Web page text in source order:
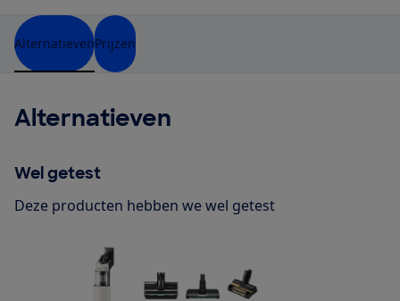
AlternatievenPrijzen
Alternatieven
Wel getest
Deze producten hebben we wel getest